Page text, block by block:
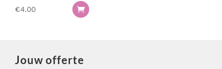
Glaswerk pakketten
Koeling
€4.00 
Jouw offerte